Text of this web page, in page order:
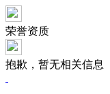
荣誉资质
抱歉，暂无相关信息